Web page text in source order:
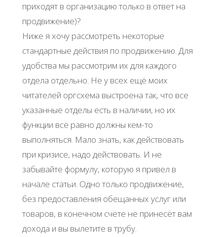
приходят в организацию только в ответ на
продвижение)?
Ниже я хочу рассмотреть некоторые
стандартные действия по продвижению. Для
удобства мы рассмотрим их для каждого
отдела отдельно. Не у всех ещё моих
читателей оргсхема выстроена так, что все
указанные отделы есть в наличии, но их
функции всё равно должны кем-то
выполняться. Мало знать, как действовать
при кризисе, надо действовать. И не
забывайте формулу, которую я привел в
начале статьи. Одно только продвижение,
без предоставления обещанных услуг или
товаров, в конечном счёте не принесёт вам
дохода и вы вылетите в трубу.